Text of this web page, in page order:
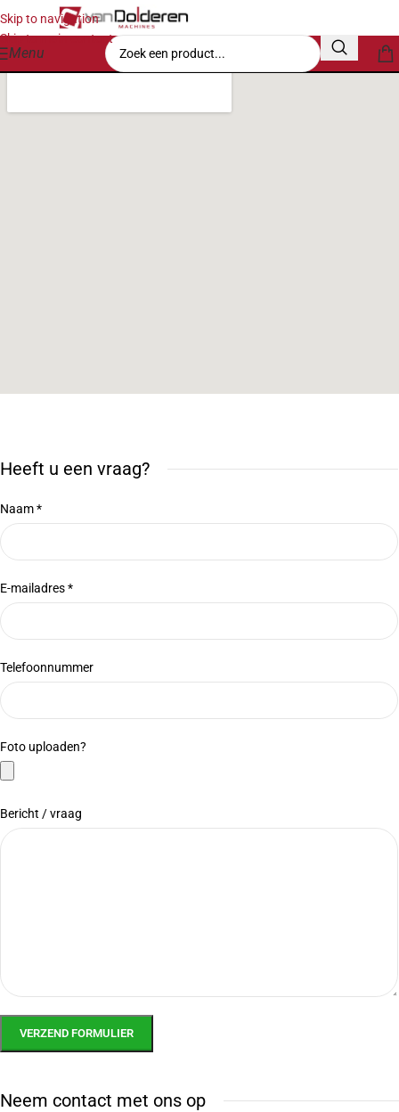
Skip to navigation
Skip to main content
Menu
Heeft u een vraag?
Naam *
E-mailadres *
Telefoonnummer
Foto uploaden?
Bericht / vraag
Neem contact met ons op